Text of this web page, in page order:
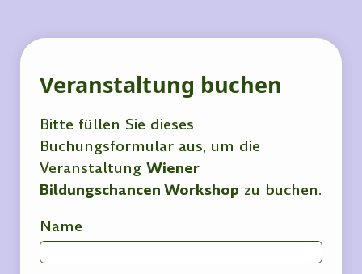
Veranstaltung buchen
Bitte füllen Sie dieses
Buchungsformular aus, um die
VeranstaltungWiener
Bildungschancen Workshop zu buchen.
Name